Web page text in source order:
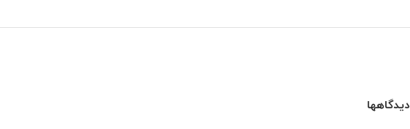
دیدگاهها